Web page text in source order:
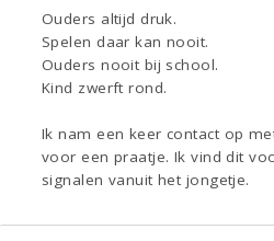
Ouders altijd druk.
Spelen daar kan nooit.
Ouders nooit bij school.
Kind zwerft rond.
Ik nam een keer contact op
voor een praatje. Ik vind dit
signalen vanuit het jongetje.